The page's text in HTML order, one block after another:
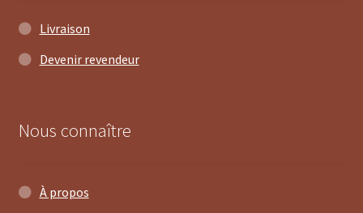
Livraison
Devenir revendeur
Nous connaître
À propos